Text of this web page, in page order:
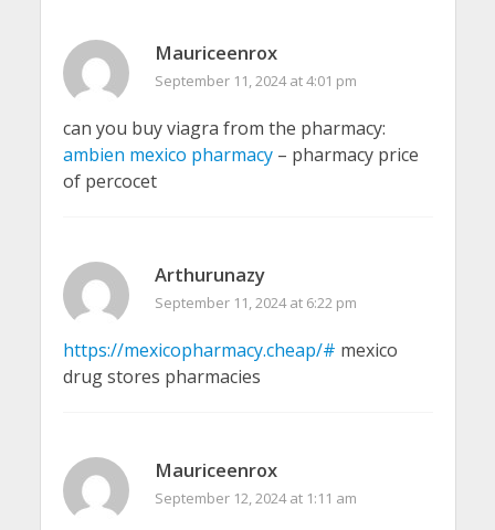
Mauriceenrox
September 11, 2024 at 4:01 pm
can you buy viagra from the pharmacy:
ambien mexico pharmacy– pharmacy price
of percocet
Arthurunazy
September 11, 2024 at 6:22 pm
https://mexicopharmacy.cheap/# mexico
drug stores pharmacies
Mauriceenrox
September 12, 2024 at 1:11 am